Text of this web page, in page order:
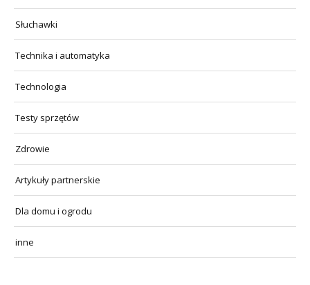
Słuchawki
Technika i automatyka
Technologia
Testy sprzętów
Zdrowie
Artykuły partnerskie
Dla domu i ogrodu
inne